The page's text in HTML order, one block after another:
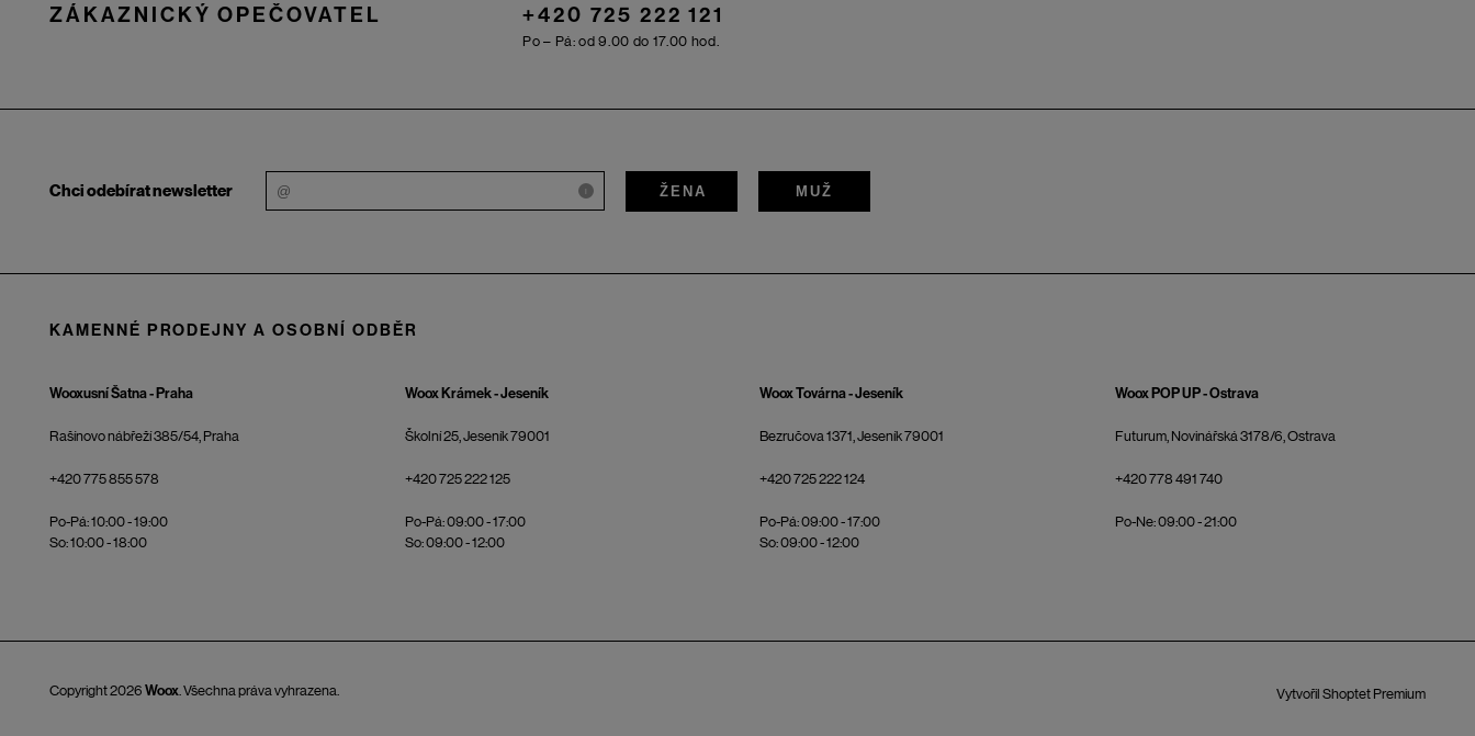
ZÁKAZNICKÝ OPEČOVATEL +420 725 222 121
Po – Pá: od 9.00 do 17.00 hod.
Chci odebírat newsletter i ŽENA MUŽ
KAMENNÉ PRODEJNY A OSOBNÍ ODBĚR
Wooxusní Šatna - Praha
Rašínovo nábřeží 385/54, Praha
+420 775 855 578
Po-Pá: 10:00 - 19:00
So: 10:00 - 18:00
Woox Krámek - Jeseník
Školní 25, Jeseník 79001
+420 725 222 125
Po-Pá: 09:00 - 17:00
So: 09:00 - 12:00
Woox Továrna - Jeseník
Bezručova 1371, Jeseník 79001
+420 725 222 124
Po-Pá: 09:00 - 17:00
So: 09:00 - 12:00
Woox POP UP - Ostrava
Futurum, Novinářská 3178/6, Ostrava
+420 778 491 740
Po-Ne: 09:00 - 21:00
Vytvořil Shoptet Premium
Copyright 2026 Woox. Všechna práva vyhrazena.